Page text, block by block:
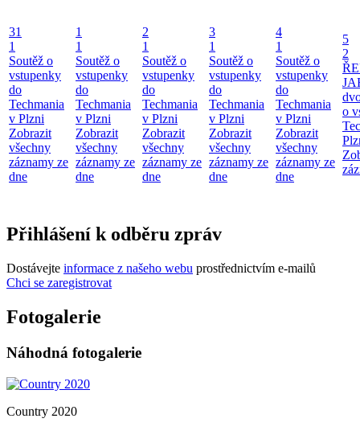
31
1
Soutěž o
vstupenky
do
Techmania
v Plzni
Zobrazit
všechny
záznamy ze
dne
1
1
Soutěž o
vstupenky
do
Techmania
v Plzni
Zobrazit
všechny
záznamy ze
dne
2
1
Soutěž o
vstupenky
do
Techmania
v Plzni
Zobrazit
všechny
záznamy ze
dne
3
1
Soutěž o
vstupenky
do
Techmania
v Plzni
Zobrazit
všechny
záznamy ze
dne
4
1
Soutěž o
vstupenky
do
Techmania
v Plzni
Zobrazit
všechny
záznamy ze
dne
5
2
o
Přihlášení k odběru zpráv
Dostávejte informace z našeho webu prostřednictvím e-mailů
Chci se zaregistrovat
Fotogalerie
Náhodná fotogalerie
Country 2020